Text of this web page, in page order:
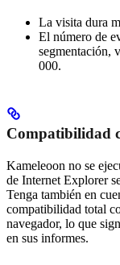
La visita dura
El número de
segmentación,
000.
Compatibilidad
Kameleoon no se
de Internet Explorer
Tenga también en
compatibilidad total
navegador, lo que
en sus informes.